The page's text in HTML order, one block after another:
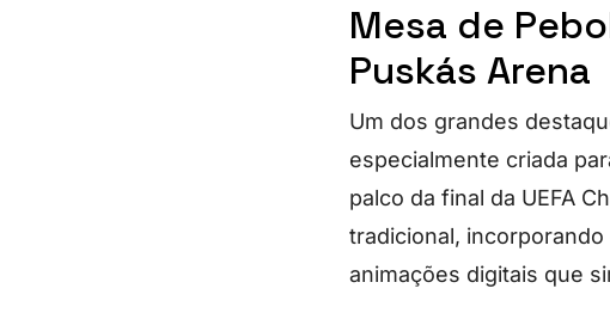
Mesa de
Puskás Arena
Um dos grandes
especialmente criada
palco da final da UEFA
tradicional,
animações digitais que